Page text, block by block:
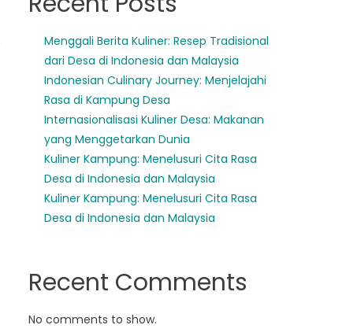
Menggali Berita Kuliner: Resep Tradisional
dari Desa di Indonesia dan Malaysia
Indonesian Culinary Journey: Menjelajahi
Rasa di Kampung Desa
Internasionalisasi Kuliner Desa: Makanan
yang Menggetarkan Dunia
Kuliner Kampung: Menelusuri Cita Rasa
Desa di Indonesia dan Malaysia
Kuliner Kampung: Menelusuri Cita Rasa
Desa di Indonesia dan Malaysia
Recent Comments
No comments to show.